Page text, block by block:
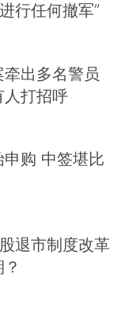
行任何撤军”
出多名警员
人打招呼
购 中签堪比
退市制度改革